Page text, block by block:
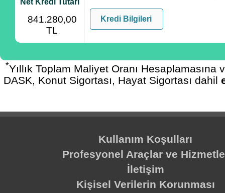
841.280,00
TL
Kredi Bilgileri
*Yıllık Toplam Maliyet Oranı Hesaplamasına
DASK, Konut Sigortası, Hayat Sigortası dahil
Kullanım Koşulları
Profesyonel Araçlar ve
İletişim
Kişisel Verilerin Korunması